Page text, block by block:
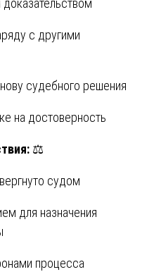
с другими
судебного решения
на достоверность
⚖️
судом
для назначения
процесса